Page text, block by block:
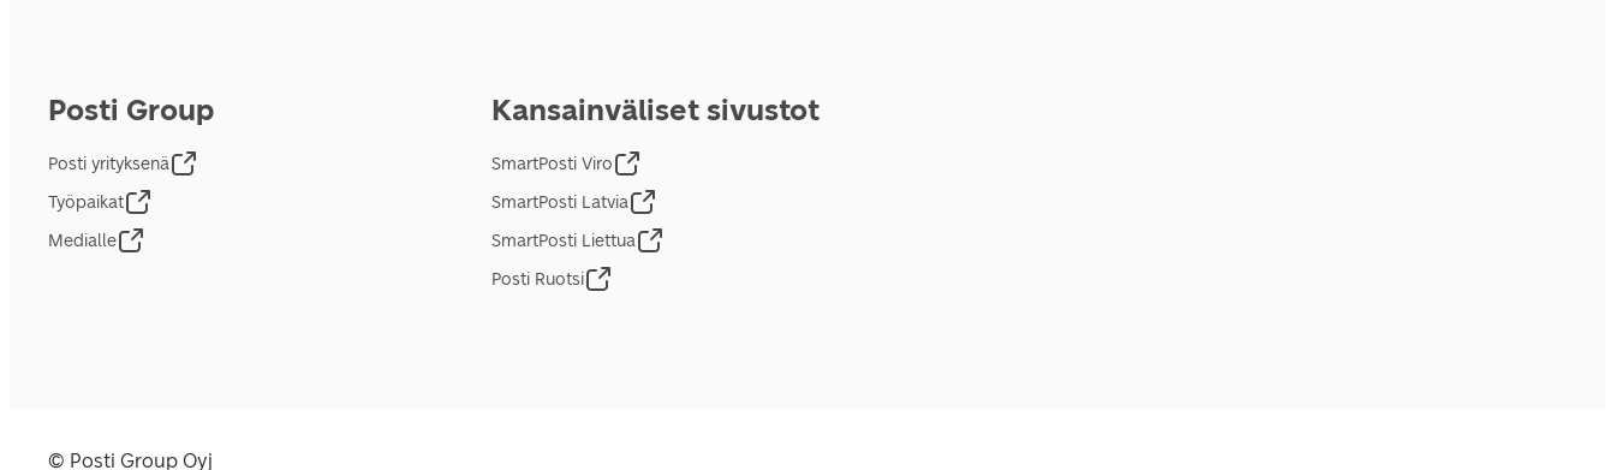
Posti Group
Posti yrityksenä
Työpaikat
Medialle
Kansainväliset sivustot
SmartPosti Viro
SmartPosti Latvia
SmartPosti Liettua
Posti Ruotsi
© Posti Group Oyj